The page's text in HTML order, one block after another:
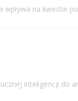
wpływa na kwestie
inteligencji do